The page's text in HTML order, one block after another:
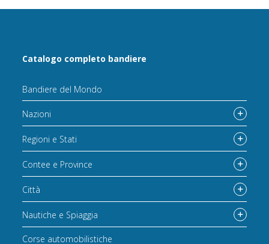
Catalogo completo bandiere
Bandiere del Mondo
Nazioni
Regioni e Stati
Contee e Province
Città
Nautiche e Spiaggia
Corse automobilistiche